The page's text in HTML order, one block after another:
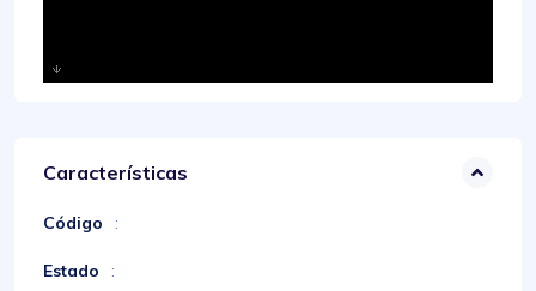
Características
Código :
Estado :